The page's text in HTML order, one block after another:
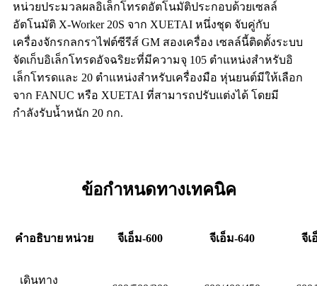
หน่วยประมวลผลอิเล็กโทรดอัตโนมัติประกอบด้วยเซลล์
อัตโนมัติ X-Worker 20S จาก XUETAI หนึ่งชุด จับคู่กับ
เครื่องจักรกลกราไฟต์ซีรีส์ GM สองเครื่อง เซลล์นี้ติดตั้งระบบ
จัดเก็บอิเล็กโทรดอัจฉริยะที่มีความจุ 105 ตำแหน่งสำหรับอิ
เล็กโทรดและ 20 ตำแหน่งสำหรับเครื่องมือ หุ่นยนต์มีให้เลือก
จาก FANUC หรือ XUETAI ที่สามารถปรับแต่งได้ โดยมี
กำลังรับน้ำหนัก 20 กก.
ข้อกำหนดทางเทคนิค
คำอธิบาย หน่วย จีเอ็ม-600 จีเอ็ม-640 จีเ
เดินทาง